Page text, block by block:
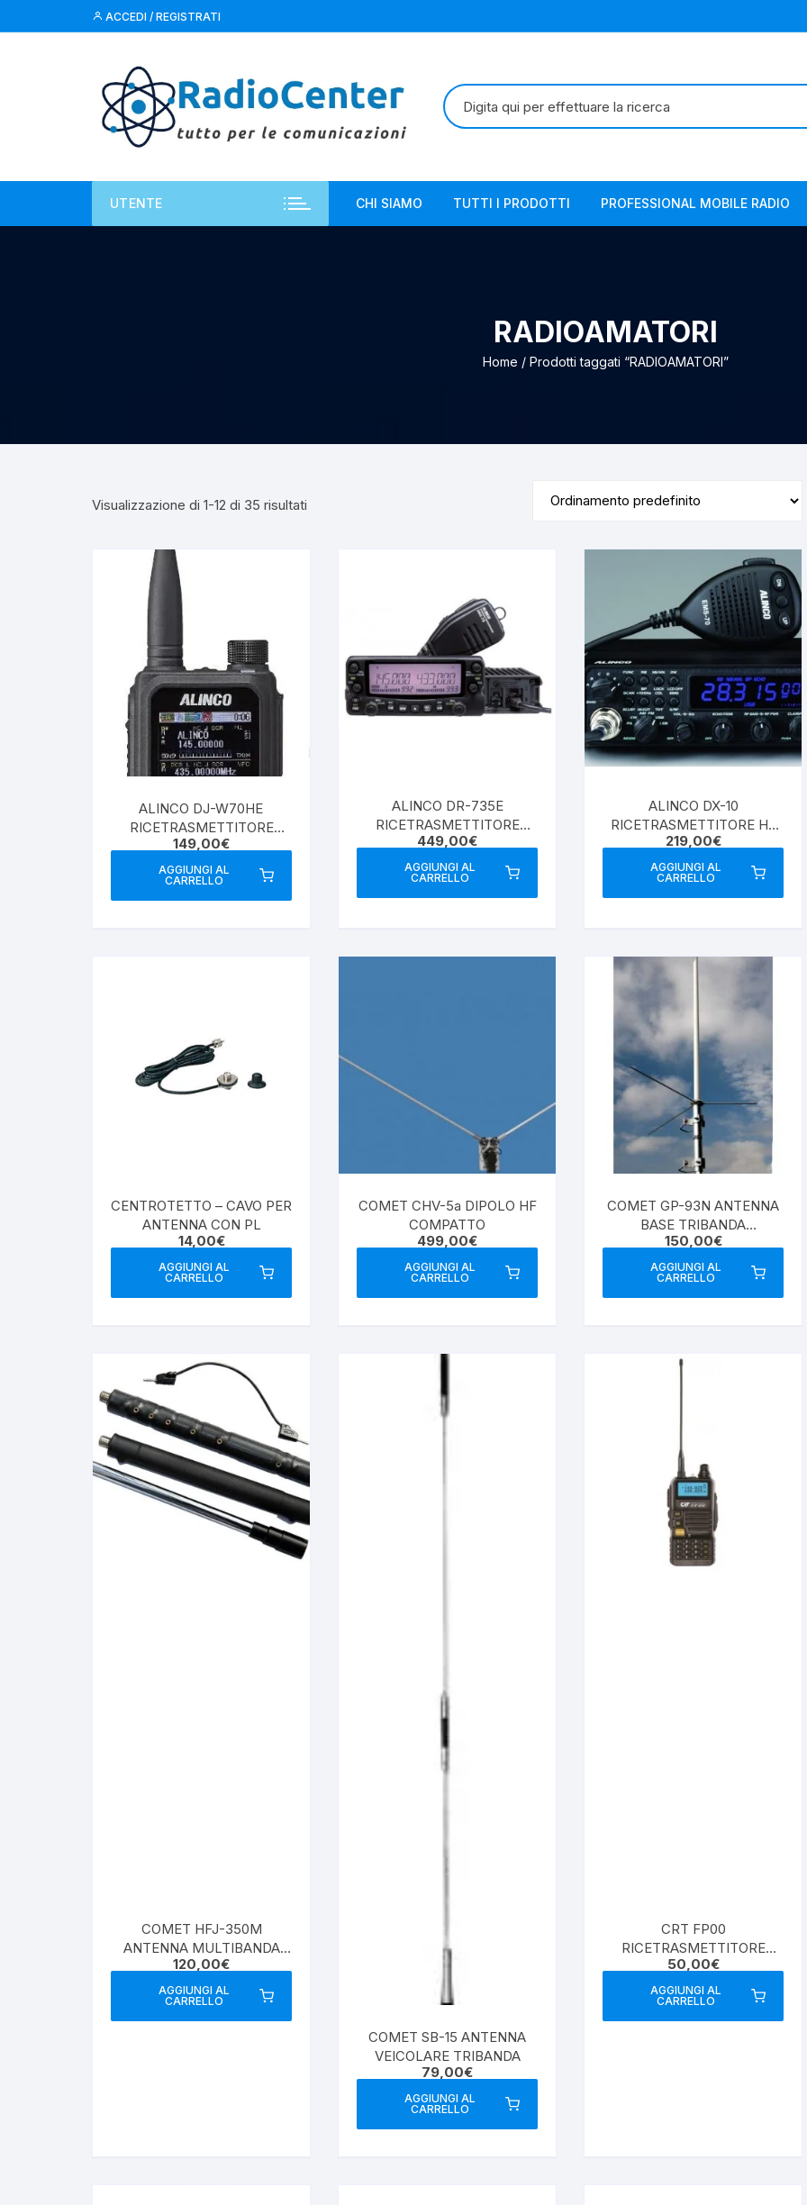
al
ACCEDI / REGISTRATI
Cerca:
UTENTE CHI SIAMO TUTTI I PRODOTTI PROFESSIONAL MOBILE RADIO
RADIOAMATORI
Home / Prodotti taggati “RADIOAMATORI”
Visualizzazione di 1-12 di 35 risultati
ALINCO DJ-W70HE
RICETRASMETTITORE
PORTATILE BIBANDA
VHF/UHF
149,00€
AGGIUNGI AL
CARRELLO
ALINCO DR-735E
RICETRASMETTITORE
BIBANDA VHF/UHF
ANALOGICO
449,00€
AGGIUNGI AL
CARRELLO
ALINCO DX-10
RICETRASMETTITORE HF
10/11 METRI
219,00€
AGGIUNGI AL
CARRELLO
CENTROTETTO – CAVO PER
ANTENNA CON PL
14,00€
AGGIUNGI AL
CARRELLO
COMET CHV-5a DIPOLO HF
COMPATTO
499,00€
AGGIUNGI AL
CARRELLO
COMET GP-93N ANTENNA
BASE TRIBANDA
144/430/1200
150,00€
AGGIUNGI AL
CARRELLO
COMET HFJ-350M
ANTENNA MULTIBANDA
PORTATILE
120,00€
AGGIUNGI AL
CARRELLO
COMET SB-15 ANTENNA
VEICOLARE TRIBANDA
79,00€
AGGIUNGI AL
CARRELLO
CRT FP00
RICETRASMETTITORE
PORTATILE DUAL BAND 5W
50,00€
AGGIUNGI AL
CARRELLO